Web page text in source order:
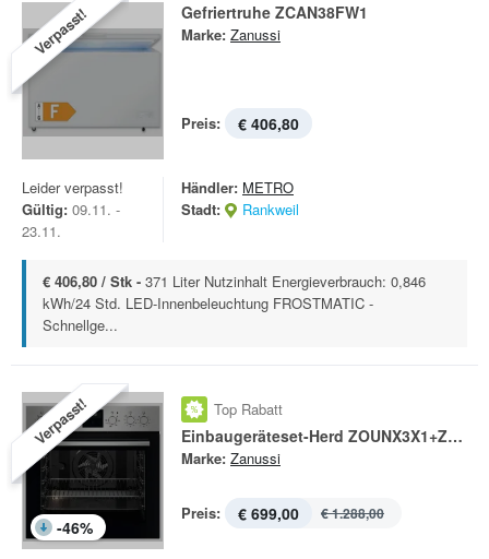
Verpasst! Gefriertruhe ZCAN38FW1
Marke: Zanussi
Preis: € 406,80
Leider verpasst!
Gültig: 09.11. -
23.11.
Händler: METRO
Stadt:
Rankweil
€ 406,80 / Stk - 371 Liter Nutzinhalt Energieverbrauch: 0,846
kWh/24 Std. LED-Innenbeleuchtung FROSTMATIC -
Schnellge...
Verpasst!
-46%
Top Rabatt
Einbaugeräteset-Herd ZOUNX3X1+ZHDN640X
Marke: Zanussi
Preis: € 699,00 € 1.288,00